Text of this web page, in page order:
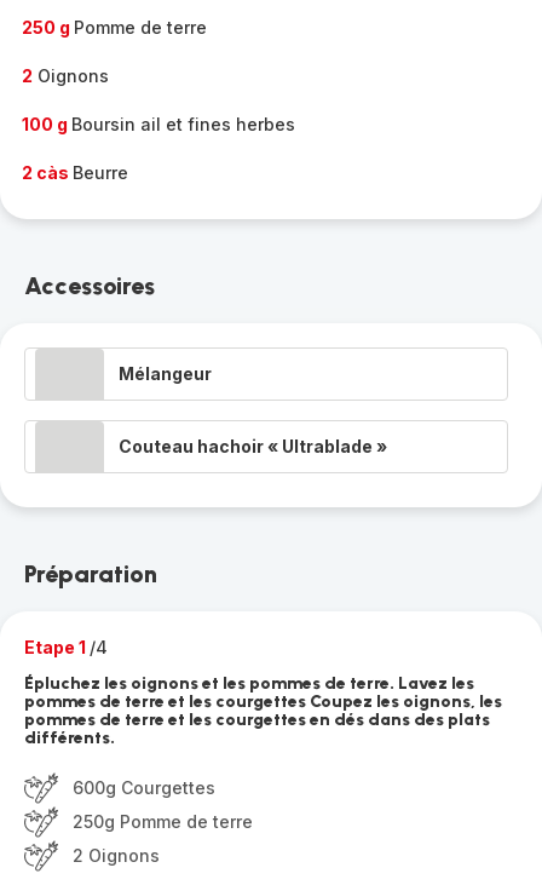
250 g Pomme de terre
2 Oignons
100 g Boursin ail et fines herbes
2 càs Beurre
Accessoires
Mélangeur
Couteau hachoir « Ultrablade »
Préparation
Etape 1 /4
Épluchez les oignons et les pommes de terre. Lavez les
pommes de terre et les courgettes Coupez les oignons, les
pommes de terre et les courgettes en dés dans des plats
différents.
600g Courgettes
250g Pomme de terre
2 Oignons